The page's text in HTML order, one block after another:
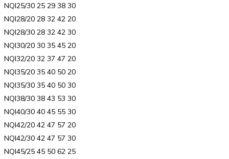
NQI25/30 25 29 38 30
NQI28/20 28 32 42 20
NQI28/30 28 32 42 30
NQI30/20 30 35 45 20
NQI32/20 32 37 47 20
NQI35/20 35 40 50 20
NQI35/30 35 40 50 30
NQI38/30 38 43 53 30
NQI40/30 40 45 55 30
NQI42/20 42 47 57 20
NQI42/30 42 47 57 30
NQI45/25 45 50 62 25